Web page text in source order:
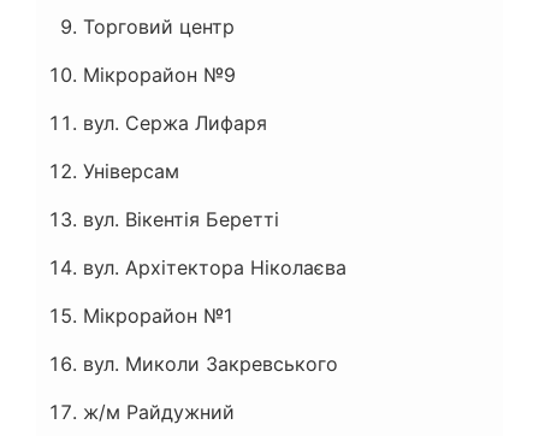
Торговий центр
Мікрорайон №9
вул. Сержа Лифаря
Універсам
вул. Вікентія Беретті
вул. Архітектора Ніколаєва
Мікрорайон №1
вул. Миколи Закревського
ж/м Райдужний